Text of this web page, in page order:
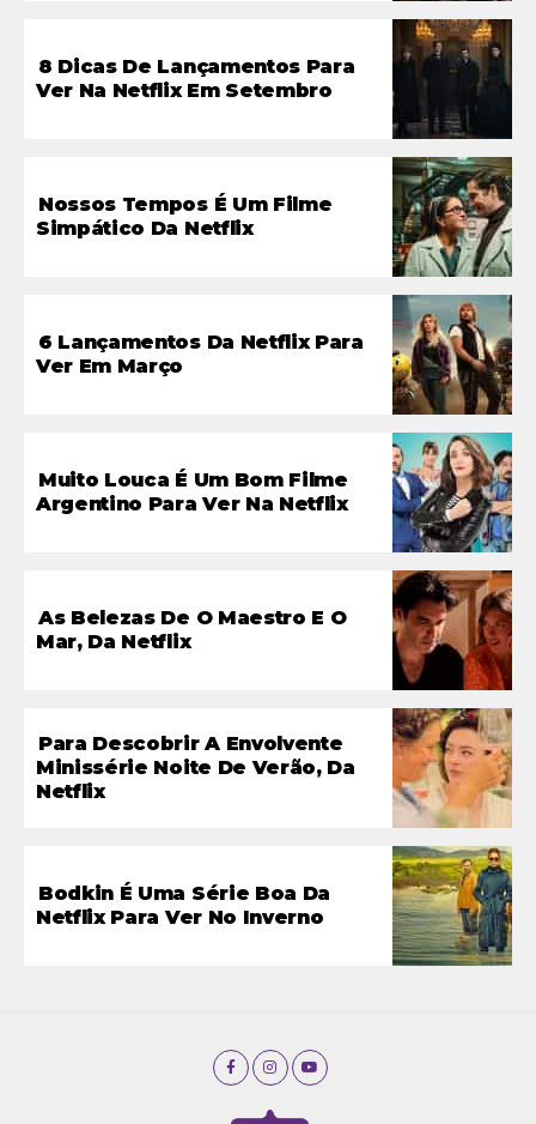
8 Dicas De Lançamentos Para
Ver Na Netflix Em Setembro
Nossos Tempos É Um Filme
Simpático Da Netflix
6 Lançamentos Da Netflix Para
Ver Em Março
Muito Louca É Um Bom Filme
Argentino Para Ver Na Netflix
As Belezas De O Maestro E O
Mar, Da Netflix
Para Descobrir A Envolvente
Minissérie Noite De Verão, Da
Netflix
Bodkin É Uma Série Boa Da
Netflix Para Ver No Inverno